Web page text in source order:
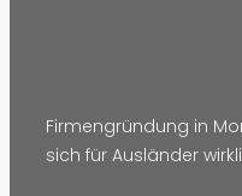
Firmengründung in
sich für Ausländer